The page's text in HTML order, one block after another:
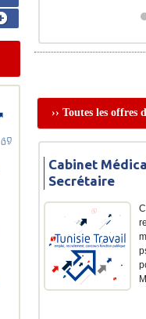
›› Toutes les offres
Cabinet
Secrétaire